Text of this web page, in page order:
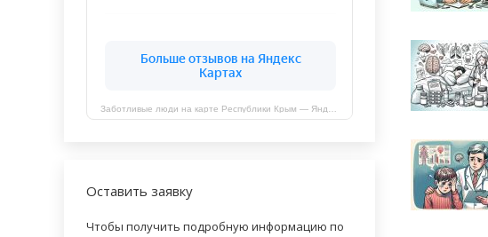
Оставить заявку
Чтобы получить подробную информацию по